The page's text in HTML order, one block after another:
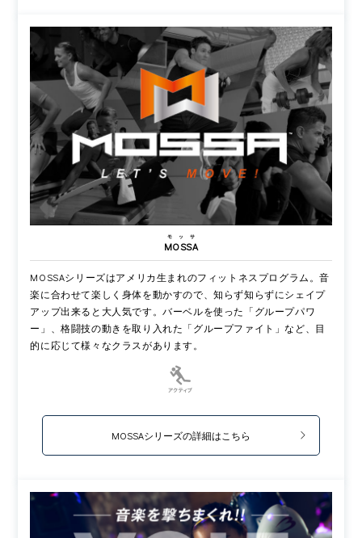
MOSSA
モッサ
MOSSAシリーズはアメリカ生まれのフィットネスプログラム。音
楽に合わせて楽しく身体を動かすので、知らず知らずにシェイプ
アップ出来ると大人気です。バーベルを使った「グループパワ
ー」、格闘技の動きを取り入れた「グループファイト」など、目
的に応じて様々なクラスがあります。
MOSSAシリーズの詳細はこちら